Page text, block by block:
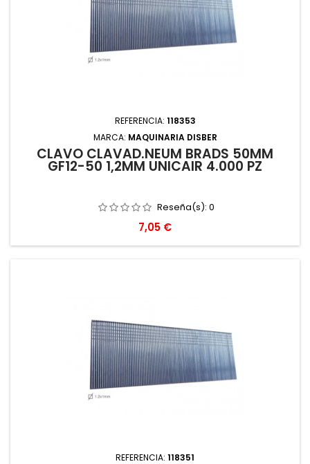
REFERENCIA: 118353
MARCA: MAQUINARIA DISBER
CLAVO CLAVAD.NEUM BRADS 50MM
GF12-50 1,2MM UNICAIR 4.000 PZ
Reseña(s): 0
Precio
7,05 €
REFERENCIA: 118351